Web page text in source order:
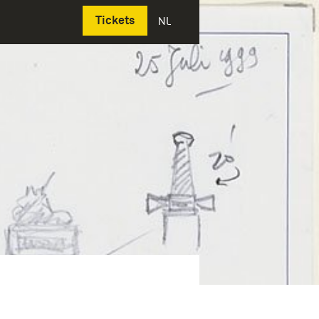
Tickets NL
Deutsch